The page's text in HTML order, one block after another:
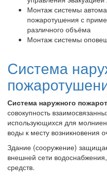
Монтаж системы
пожаротушения с
различного объёма
Монтаж системы
Система
Система наружного
совокупность
использующихся для
воды к месту возникновения
Здание (сооружение)
внешней сети
средств.